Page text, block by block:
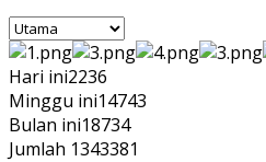
Hari ini2236
Minggu ini14743
Bulan ini18734
Jumlah 1343381